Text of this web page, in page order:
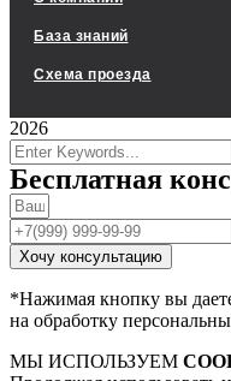
База знаний
Схема проезда
2026
Бесплатная
Хочу консультацию
*Нажимая кнопку вы
на обработку
МЫ ИСПОЛЬЗУЕМ